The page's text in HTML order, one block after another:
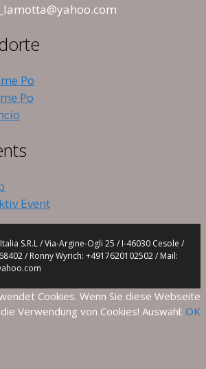
Po
Po
Event
S.R.L / Via-Argine-Ogli 25 / I-46030 Cesole /
/ Ronny Wyrich: +4917620102502 / Mail:
Cookies. Wenn Sie diese Webseite
Verwendung von Cookies! Auswahl: OK